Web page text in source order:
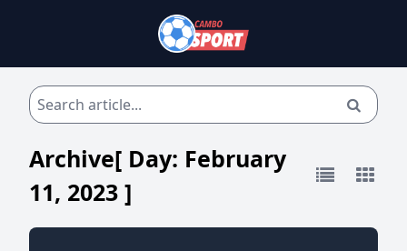
Archive[ Day: February
11, 2023 ]